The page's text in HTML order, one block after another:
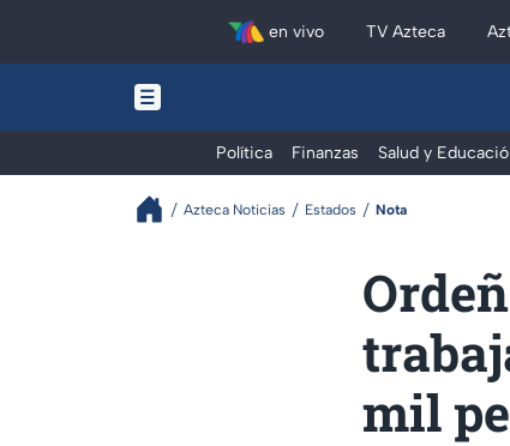
en vivo TV Azteca
Política Finanzas Salud y
Azteca Noticias Estados Nota
mil